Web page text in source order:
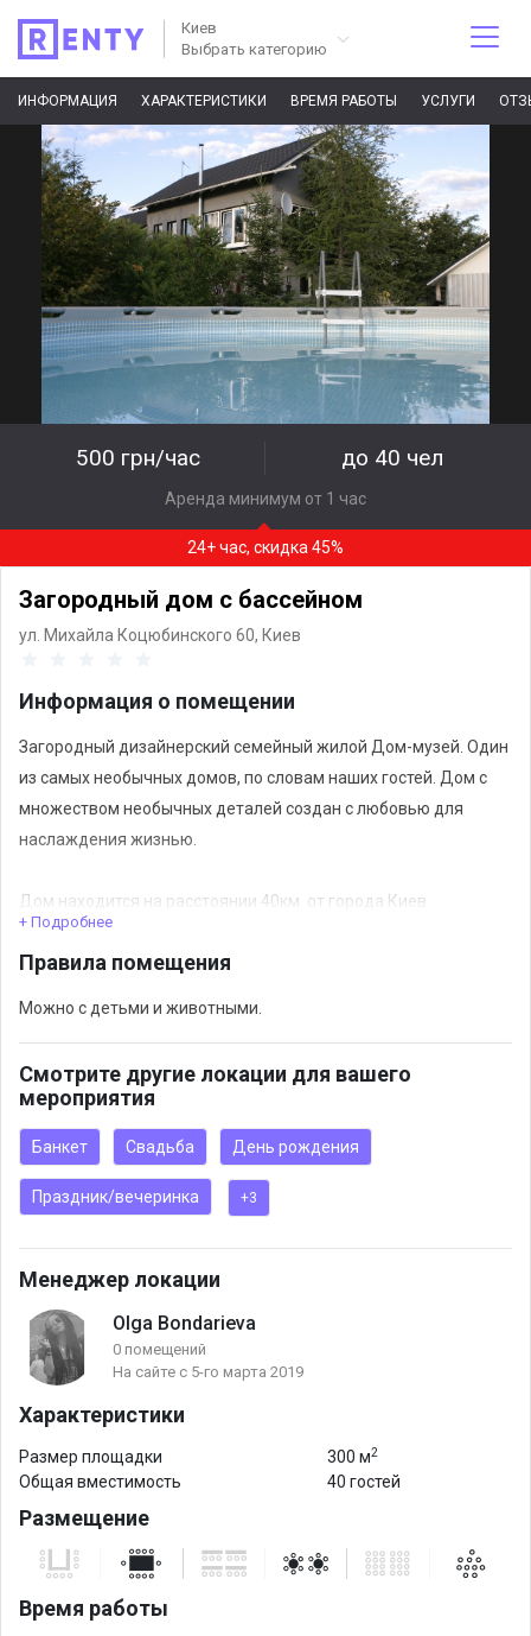
Киев
Выбрать категорию
ИНФОРМАЦИЯ ХАРАКТЕРИСТИКИ ВРЕМЯ РАБОТЫ УСЛУГИ
500 грн/час до 40 чел
Аренда минимум от 1 час
24+ час, скидка 45%
Загородный дом с бассейном
ул. Михайла Коцюбинского 60, Киев
Информация о помещении
Загородный дизайнерский семейный жилой Дом-музей. Один
из самых необычных домов, по словам наших гостей. Дом с
множеством необычных деталей создан с любовью для
наслаждения жизнью.
Дом находится на расстоянии 40км. от города Киев.
Точный адрес: Макаровский р-н., с. Плахтянка.
+ Подробнее
Правила помещения
Можно с детьми и животными.
Смотрите другие локации для вашего
мероприятия
Банкет Свадьба День рождения
Праздник/вечеринка +3
Менеджер локации
Olga Bondarieva
0 помещений
На сайте с 5-го марта 2019
Характеристики
Размер площадки 300 м2
Общая вместимость 40 гостей
Размещение
Время работы